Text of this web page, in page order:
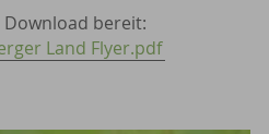
Download bereit:
Land Flyer.pdf